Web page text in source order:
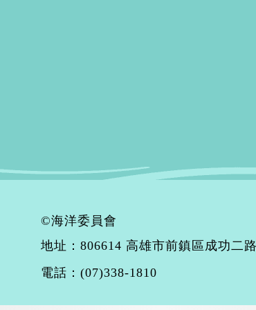
©海洋委員會
地址：806614 高雄市前鎮區成功二
電話：(07)338-1810